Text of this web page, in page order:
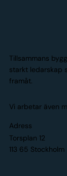
Tillsammans
starkt ledarskap
framåt.
Vi arbetar även
Adress
Torsplan 12
113 65 Stockholm